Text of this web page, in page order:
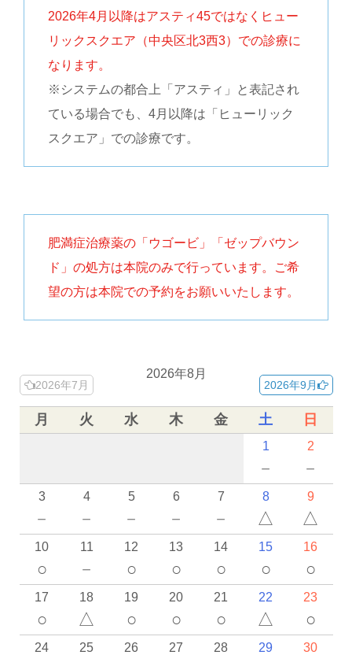
2026年4月以降はアスティ45ではなくヒュー
リックスクエア（中央区北3西3）での診療に
なります。
※システムの都合上「アスティ」と表記され
ている場合でも、4月以降は「ヒューリック
スクエア」での診療です。
肥満症治療薬の「ウゴービ」「ゼップバウン
ド」の処方は本院のみで行っています。ご希
望の方は本院での予約をお願いいたします。
2026年8月
2026年7月 2026年9月
月 火 水 木 金 土 日
1
－
2
－
3
－
4
－
5
－
6
－
7
－
8
△
9
△
10
○
11
－
12
○
13
○
14
○
15
○
16
○
17
○
18
△
19
○
20
○
21
○
22
△
23
○
24 25 26 27 28 29 30